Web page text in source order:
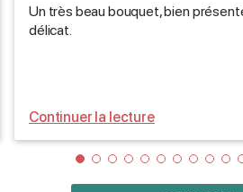
Un très beau bouquet, bien
délicat.
Continuer la lecture